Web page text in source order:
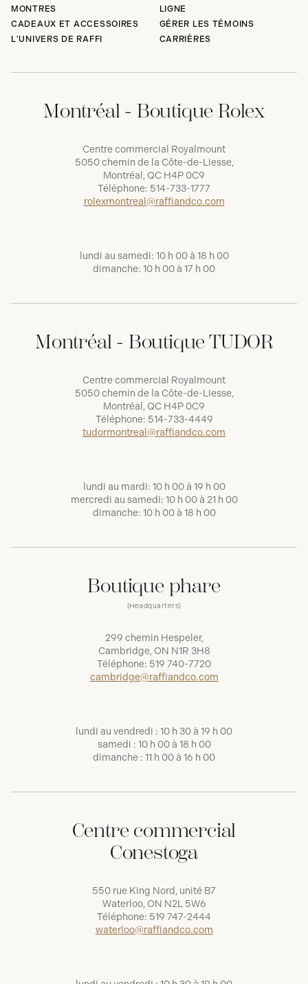
MONTRES
CADEAUX ET ACCESSOIRES
L'UNIVERS DE RAFFI
LIGNE
GÉRER LES TÉMOINS
CARRIÈRES
Montréal - Boutique Rolex
Centre commercial Royalmount
5050 chemin de la Côte-de-Liesse,
Montréal, QC H4P 0C9
Téléphone: 514-733-1777
rolexmontreal@raffiandco.com
lundi au samedi: 10 h 00 à 18 h 00
dimanche: 10 h 00 à 17 h 00
Montréal - Boutique TUDOR
Centre commercial Royalmount
5050 chemin de la Côte-de-Liesse,
Montréal, QC H4P 0C9
Téléphone: 514-733-4449
tudormontreal@raffiandco.com
lundi au mardi: 10 h 00 à 19 h 00
mercredi au samedi: 10 h 00 à 21 h 00
dimanche: 10 h 00 à 18 h 00
Boutique phare
(Headquarters)
299 chemin Hespeler,
Cambridge, ON N1R 3H8
Téléphone: 519 740-7720
cambridge@raffiandco.com
lundi au vendredi : 10 h 30 à 19 h 00
samedi : 10 h 00 à 18 h 00
dimanche : 11 h 00 à 16 h 00
Centre commercial
Conestoga
550 rue King Nord, unité B7
Waterloo, ON N2L 5W6
Téléphone: 519 747-2444
waterloo@raffiandco.com